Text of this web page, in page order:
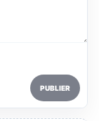
PUBLIER